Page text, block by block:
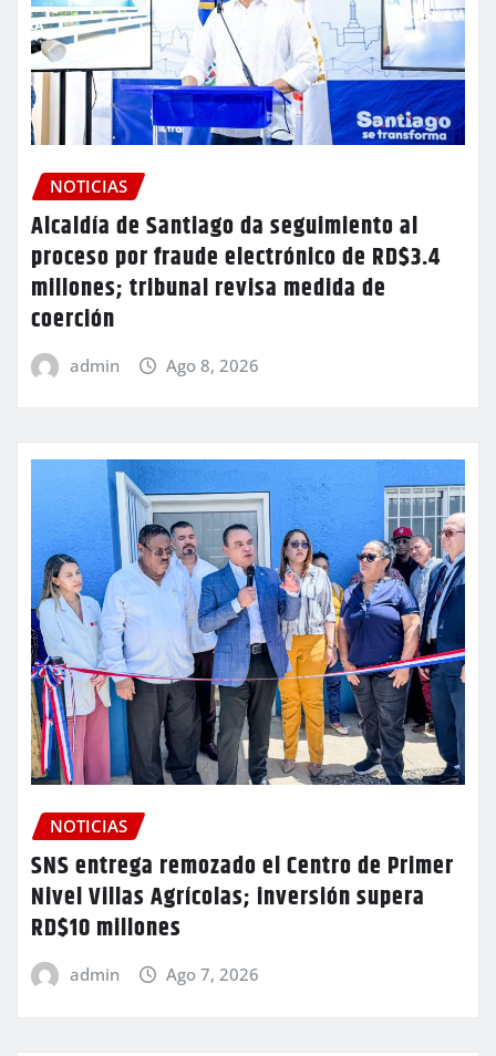
NOTICIAS
Alcaldía de Santiago da seguimiento al
proceso por fraude electrónico de RD$3.4
millones; tribunal revisa medida de
coerción
admin Ago 8, 2026
NOTICIAS
SNS entrega remozado el Centro de Primer
Nivel Villas Agrícolas; inversión supera
RD$10 millones
admin Ago 7, 2026